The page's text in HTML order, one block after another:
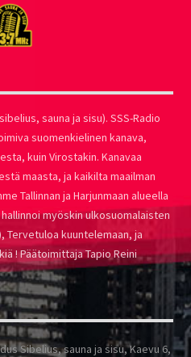
sauna ja sisu). SSS-Radio
suomenkielinen kanava,
kuin Virostakin. Kanavaa
maasta, ja kaikilta maailman
Tallinnan ja Harjunmaan alueella
myöskin ulkosuomalaisten
kuuntelemaan, ja
! Päätoimittaja Tapio Reini
Sibelius, sauna ja sisu, Kaevu 6,